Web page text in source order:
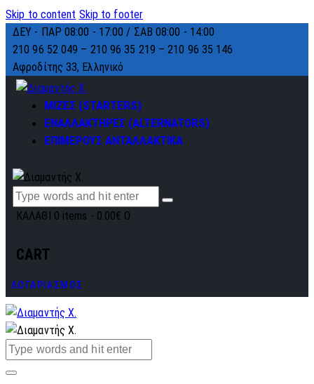
Skip to content Skip to footer
ΔΕΥ - ΠΑΡ 08:00 - 17:00 / ΣΑΒ 08:00 - 14:00
210 96 52 049 – 210 96 35 219 –210 96 35 146
Αφροδίτης 33, Ελληνικό
ΜΙΖΕΣ (STARTERS)
ΕΝΑΛΛΑΚΤΗΡΕΣ (ALTERNATORS)
ΕΠΙΜΕΡΟΥΣ ΑΝΤΑΛΛΑΚΤΙΚΑ
ΚΑΛΑΘΙ 0 items - 0.00€ 0
CART
ΛΟΓΑΡΙΑΣΜΟΣ